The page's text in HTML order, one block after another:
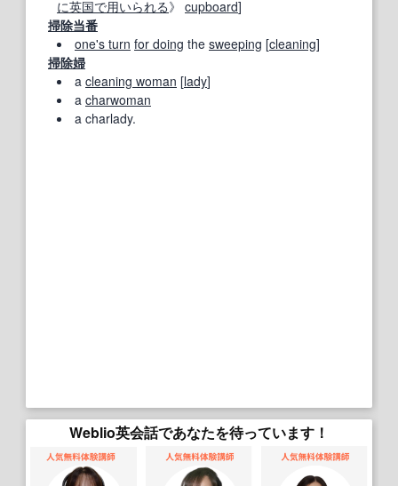
に英国で用いられる》 cupboard]
掃除当番
one's turn for doing the sweeping [cleaning]
掃除婦
a cleaning woman [lady]
a charwoman
a charlady.
Weblio英会話であなたを待っています！